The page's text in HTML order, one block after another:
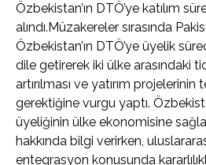
Özbekistan’ın DTÖ’ye katılım
alındı.Müzakereler sırasında
Özbekistan’ın DTÖ’ye üyelik
dile getirerek iki ülke arasındaki
artırılması ve yatırım
gerektiğine vurgu yaptı.
üyeliğinin ülke ekonomisine
hakkında bilgi verirken,
entegrasyon konusunda